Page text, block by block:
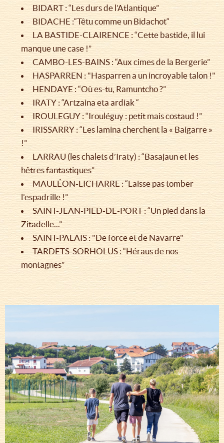
BIDART : “Les durs de l’Atlantique”
BIDACHE :“Têtu comme un Bidachot“
LA BASTIDE-CLAIRENCE : “Cette bastide, il lui
manque une case !”
CAMBO-LES-BAINS : “Aux cimes de la Bergerie”
HASPARREN : "Hasparren a un incroyable talon !"
HENDAYE : “Où es-tu, Ramuntcho ?”
IRATY : “Artzaina eta ardiak “
IROULEGUY : “Irouléguy : petit mais costaud !”
IRISSARRY : “Les lamina cherchent la « Baigarre »
!”
LARRAU (les chalets d’Iraty) : “Basajaun et les
hêtres fantastiques”
MAULÉON-LICHARRE : “Laisse pas tomber
l’espadrille !”
SAINT-JEAN-PIED-DE-PORT : “Un pied dans la
Zitadelle...”
SAINT-PALAIS : "De force et de Navarre"
TARDETS-SORHOLUS : “Héraus de nos
montagnes”